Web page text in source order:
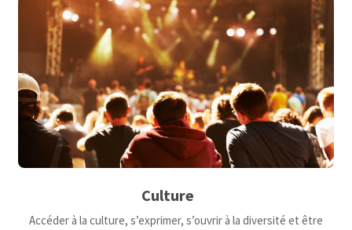
Culture
Accéder à la culture, s’exprimer, s’ouvrir à la diversité et être